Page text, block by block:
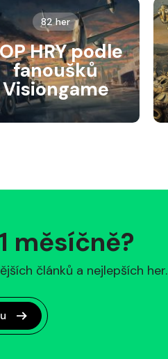
82 her
HRY podle
fanoušků
Visiongame
měsíčně?
článků a nejlepších her.